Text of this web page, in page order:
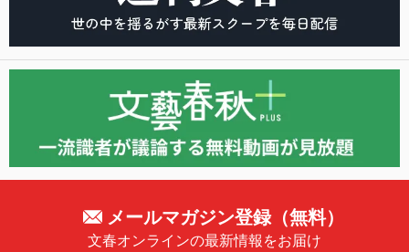
メールマガジン登録（無料）
文春オンラインの最新情報をお届け